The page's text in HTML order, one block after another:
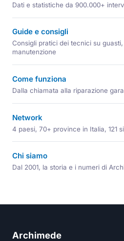
Dati e statistiche da 900.000+
Guide e consigli
Consigli pratici dei tecnici su
manutenzione
Come funziona
Dalla chiamata alla riparazione
Network
4 paesi, 70+ province in Italia, 121
Chi siamo
Dal 2001, la storia e i numeri di
Archimede